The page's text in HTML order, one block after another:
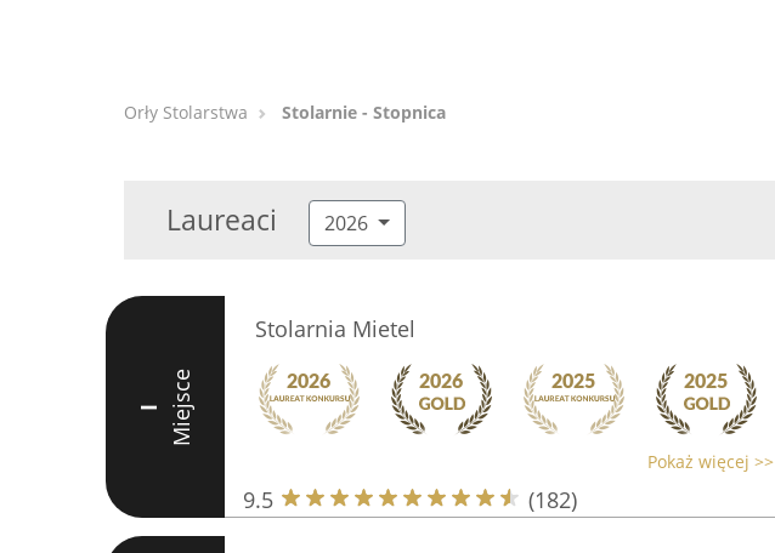
Orły Stolarstwa Stolarnie - Stopnica
Laureaci 2026
I Miejsce
Stolarnia Mietel
Pokaż więcej >>
9.5 (182)